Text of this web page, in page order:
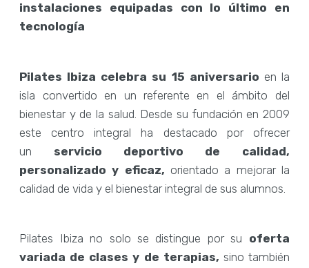
instalaciones equipadas con lo último en
tecnología
Pilates Ibiza celebra su 15 aniversario en la
isla convertido en un referente en el ámbito del
bienestar y de la salud. Desde su fundación en 2009
este centro integral ha destacado por ofrecer
un servicio deportivo de calidad,
personalizado y eficaz, orientado a mejorar la
calidad de vida y el bienestar integral de sus alumnos.
Pilates Ibiza no solo se distingue por su oferta
variada de clases y de terapias, sino también